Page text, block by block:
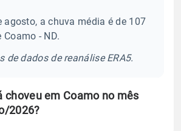
agosto, a chuva média é de 107
- ND.
de dados de reanálise ERA5.
choveu em Coamo no mês
2026?